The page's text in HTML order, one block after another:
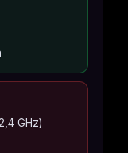
GHz)